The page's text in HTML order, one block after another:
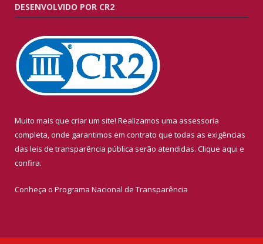
DESENVOLVIDO POR CR2
Muito mais que criar um site! Realizamos uma assessoria
completa, onde garantimos em contrato que todas as exigências
das leis de transparência pública serão atendidas. Clique aqui e
confira.
Conheça o Programa Nacional de Transparência